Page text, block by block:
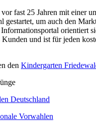
fast 25 Jahren mit einer
gestartet, um auch den
orientiert
Kunden und ist für jeden
den Kindergarten
Deutschland
Vorwahlen